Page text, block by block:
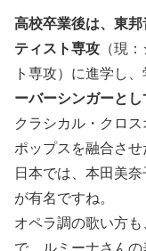
高校卒業後は、東
ティスト専攻 （現
ト専攻）に進学し
ーバーシンガーと
クラシカル・クロ
ポップスを融合させ
日本では、本田美
が有名ですね。
オペラ調の歌い方
で、ルミーナさんの